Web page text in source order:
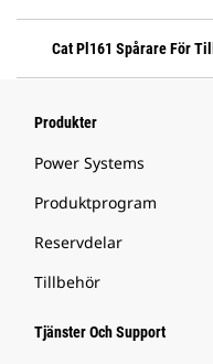
Cat Pl161 Spårare För
Produkter
Power Systems
Produktprogram
Reservdelar
Tillbehör
Tjänster Och Support